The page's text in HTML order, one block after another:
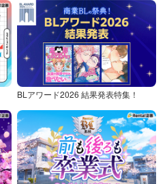
BLアワード2026 結果発表特集！